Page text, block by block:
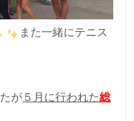
また一緒にテニス
が ５月に行われた総